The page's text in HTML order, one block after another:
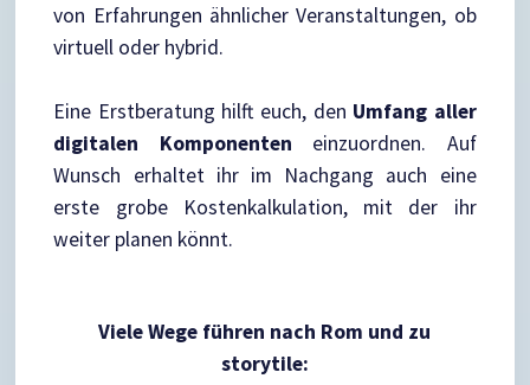
von Erfahrungen ähnlicher Veranstaltungen, ob
virtuell oder hybrid.
Eine Erstberatung hilft euch, den Umfang aller
digitalen Komponenten einzuordnen. Auf
Wunsch erhaltet ihr im Nachgang auch eine
erste grobe Kostenkalkulation, mit der ihr
weiter planen könnt.
Viele Wege führen nach Rom und zu
storytile: